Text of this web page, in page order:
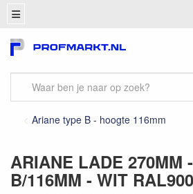
Ariane type B - hoogte 116mm
ARIANE LADE 270MM
B/116MM - WIT